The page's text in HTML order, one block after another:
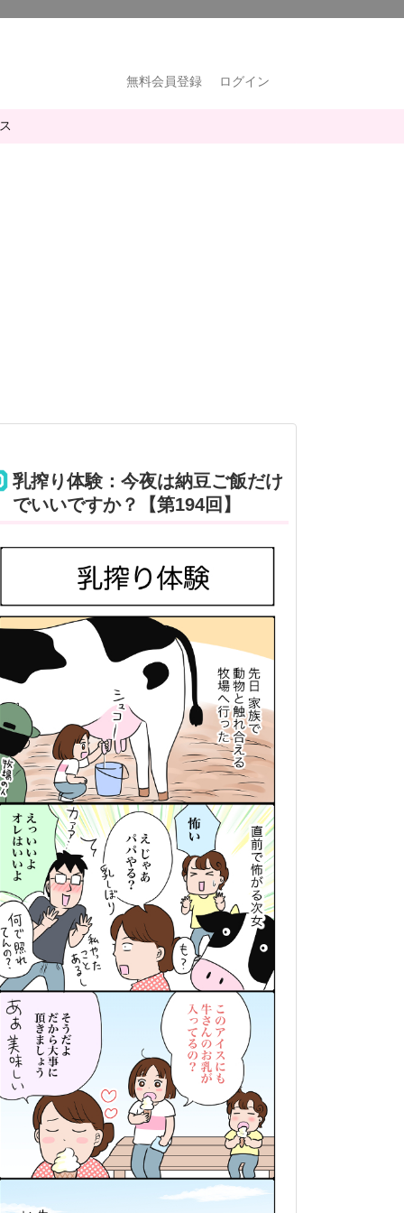
無料会員登録 ログイン
乳搾り体験：今夜は納豆ご飯だけ
でいいですか？【第194回】